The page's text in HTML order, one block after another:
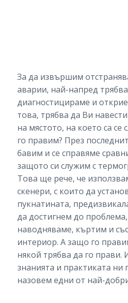
За да извършим
аварии, най-напред
диагностицираме и
това, трябва да Ви
на мястото, на което са се
го правим? През
бавим и се справяме
защото си служим с
Това ще рече, че
скенери, с които да
пукнатината,
да достигнем до
наводняваме, къртим и
интериор. А защо го
някой трябва да го
знанията и практиката ни
назовем едни от най-